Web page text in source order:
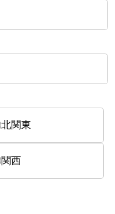
北関東
関西